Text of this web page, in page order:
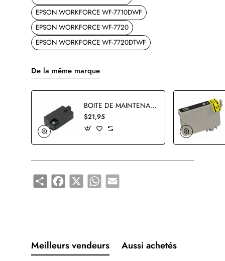
EPSON WORKFORCE WF-7710DWF
EPSON WORKFORCE WF-7720
EPSON WORKFORCE WF-7720DTWF
De la même marque
BOITE DE MAINTENANCE EPSON T3661 COMPATIBLE
$21,95
Share Facebook
X WhatsApp
Email
Meilleurs vendeurs Aussi achetés